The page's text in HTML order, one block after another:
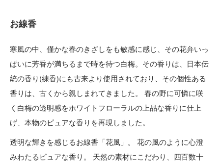
お線香
寒風の中、僅かな春のきざしをも敏感に感じ、その花弁いっ
ぱいに芳香が満ちるまで時を待つ白梅。その香りは、日本伝
統の香り(練香)にも古来より使用されており、その個性ある
香りは、古くから親しまれてきました。 春の野に可憐に咲
く白梅の透明感をホワイトフローラルの上品な香りに仕上
げ、本物のピュアな香りを再現しました。
透明な輝きを感じるお線香「花風」。 花の風のように心澄
みわたるピュアな香り。 天然の素材にこだわり、四百数十